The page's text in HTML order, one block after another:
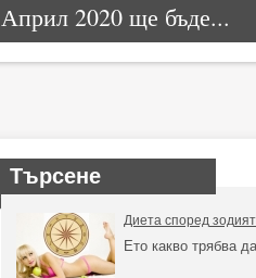
Април 2020 ще бъде...
Търсене
Диета според
Ето какво трябва